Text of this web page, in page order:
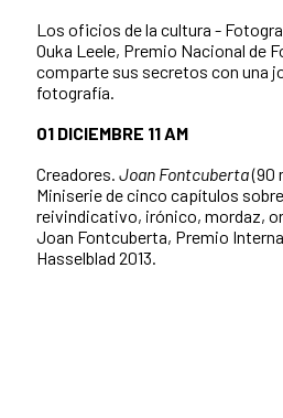
Los oficios de la cultura -
Ouka Leele, Premio Nacional de
comparte sus secretos con una
fotografía.
01 DICIEMBRE 11 AM
Creadores. Joan Fontcuberta(90
Miniserie de cinco capítulos
reivindicativo, irónico, mordaz,
Joan Fontcuberta, Premio
Hasselblad 2013.